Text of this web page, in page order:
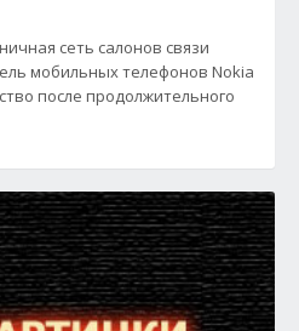
сеть салонов связи
мобильных телефонов Nokia
после продолжительного